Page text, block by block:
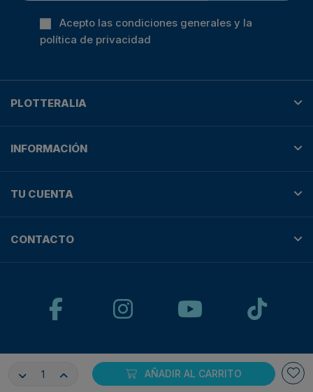
AÑADIR AL CARRITO
Acepto las condiciones generales y la
política de privacidad
PLOTTERALIA
INFORMACIÓN
TU CUENTA
CONTACTO
© Plotteralia